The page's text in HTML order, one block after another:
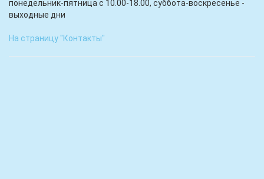
понедельник-пятница с 10.00-18.00, суббота-воскресенье -
выходные дни
На страницу "Контакты"